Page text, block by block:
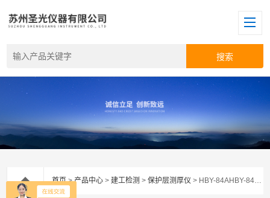
首页>产品中心 > 建工检测 >保护层测厚仪 > HBY-84AHBY-84A混凝土保护层测定仪